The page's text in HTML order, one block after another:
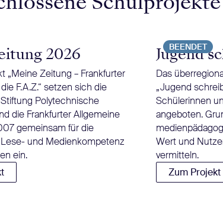
2026
„Meine Zeitung – Frankfurter
F.A.Z.“ setzen sich die
Polytechnische
die Frankfurter Allgemeine
gemeinsam für die
und Medienkompetenz
ein.
BEENDET
Jugend
Das
„Jugend
Schülerinnen
angeboten.
Wert und
vermitteln.
Zum Projekt